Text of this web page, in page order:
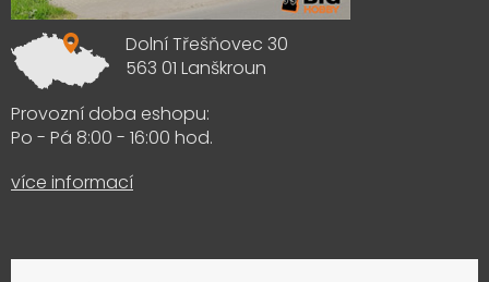
Dolní Třešňovec 30
563 01 Lanškroun
Provozní doba eshopu:
Po - Pá 8:00 - 16:00 hod.
více informací